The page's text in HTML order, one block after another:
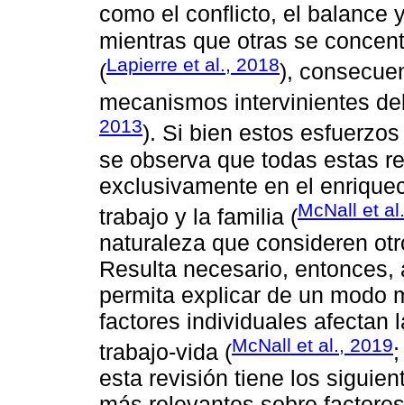
como el conflicto, el balance
mientras que otras se
(Lapierre et al., 2018),
mecanismos intervinientes
2013). Si bien estos
se observa que todas estas
exclusivamente en el
trabajo y la familia (McNall et
naturaleza que consideren
Resulta necesario,
permita explicar de un modo
factores individuales afectan
trabajo-vida (McNall et al., 2019
esta revisión tiene los